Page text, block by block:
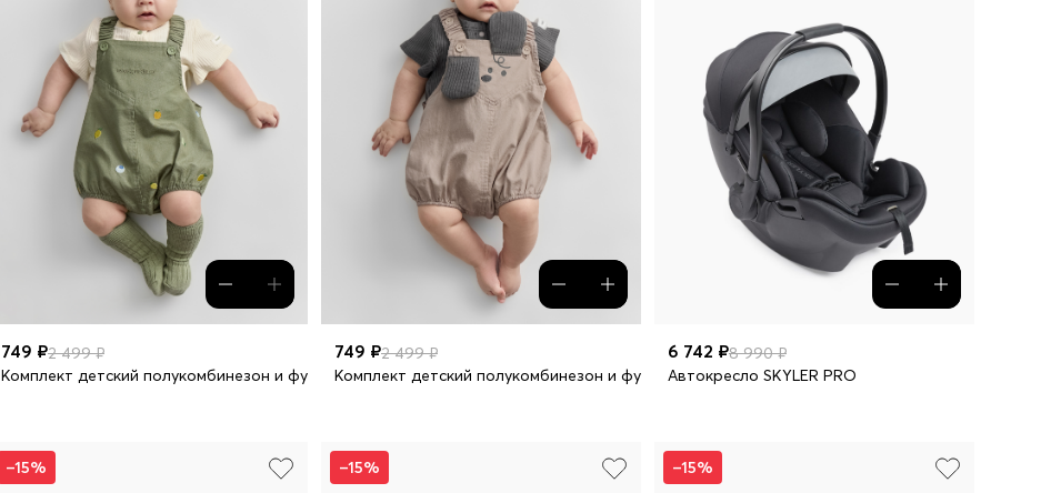
749 ₽2 499 ₽
Комплект детский полукомбинезон и футболка
749 ₽2 499 ₽
Комплект детский полукомбинезон и футболка
6 742 ₽8 990 ₽
Автокресло SKYLER PRO
–15% –15% –15%